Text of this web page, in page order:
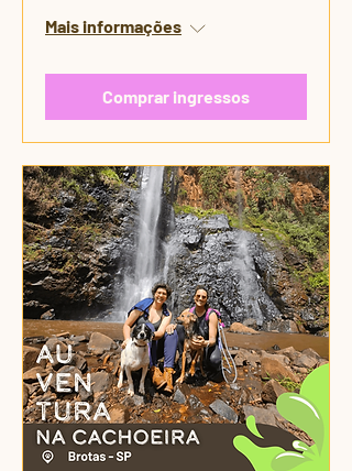
Mais informações
Comprar ingressos